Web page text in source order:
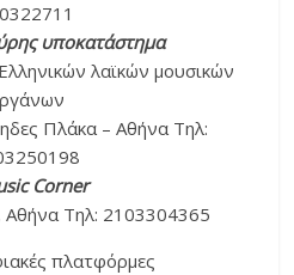
υποκατάστημα
λαϊκών μουσικών
Πλάκα – Αθήνα Τηλ:
Corner
Αθήνα Τηλ: 2103304365
πλατφόρμες